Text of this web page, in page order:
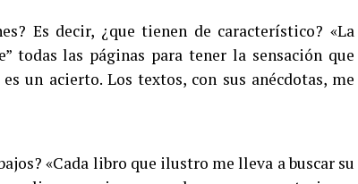
Es decir, ¿que tienen de característico? «La
todas las páginas para tener la sensación que
un acierto. Los textos, con sus anécdotas, me
«Cada libro que ilustro me lleva a buscar su